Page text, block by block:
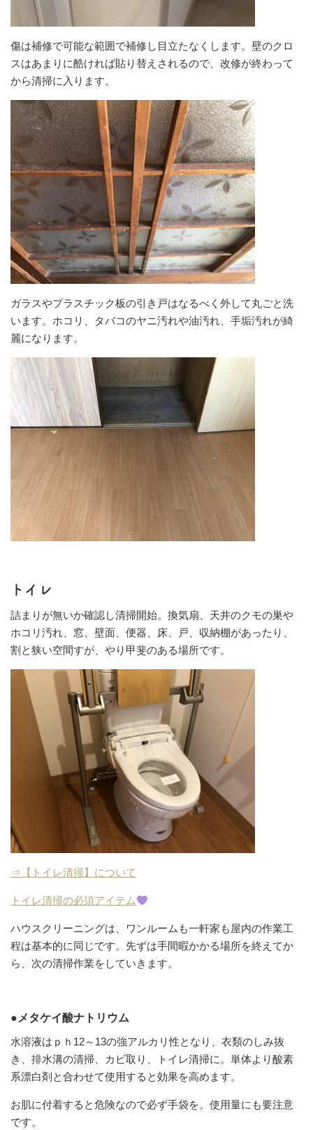
傷は補修で可能な範囲で補修し目立たなくします。壁のクロ
スはあまりに酷ければ貼り替えされるので、改修が終わって
から清掃に入ります。
ガラスやプラスチック板の引き戸はなるべく外して丸ごと洗
います。ホコリ、タバコのヤニ汚れや油汚れ、手垢汚れが綺
麗になります。
トイレ
詰まりが無いか確認し清掃開始。換気扇、天井のクモの巣や
ホコリ汚れ、窓、壁面、便器、床、戸、収納棚があったり、
割と狭い空間すが、やり甲斐のある場所です。
⇒【トイレ清掃】について
トイレ清掃の必須アイテム
ハウスクリーニングは、ワンルームも一軒家も屋内の作業工
程は基本的に同じです。先ずは手間暇かかる場所を終えてか
ら、次の清掃作業をしていきます。
●メタケイ酸ナトリウム
水溶液はｐｈ12～13の強アルカリ性となり、衣類のしみ抜
き、排水溝の清掃、カビ取り、トイレ清掃に。単体より酸素
系漂白剤と合わせて使用すると効果を高めます。
お肌に付着すると危険なので必ず手袋を。使用量にも要注意
です。